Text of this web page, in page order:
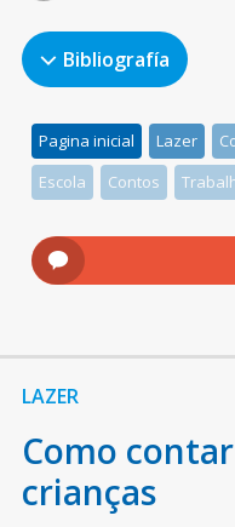
Bibliografía
Pagina inicial Lazer
Escola
Contos
LAZER
Como
crianças